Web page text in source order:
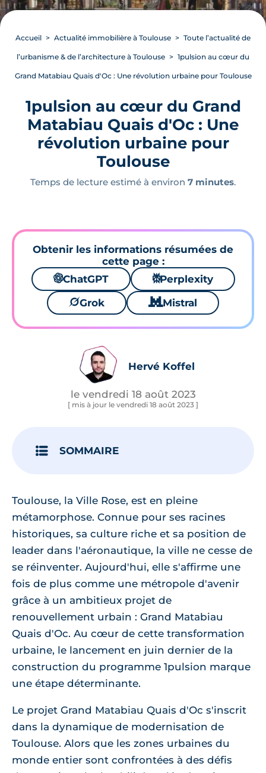
Accueil Actualité immobilière à Toulouse Toute l’actualité de
l’urbanisme & de l’architecture à Toulouse 1pulsion au cœur du
Grand Matabiau Quais d'Oc : Une révolution urbaine pour Toulouse
1pulsion au cœur du Grand
Matabiau Quais d'Oc : Une
révolution urbaine pour
Toulouse
Temps de lecture estimé à environ 7 minutes.
Obtenir les informations résumées de
cette page :
🌌ChatGPT ⚙Perplexity
🪐Grok 🐱 Mistral
Hervé Koffel
le vendredi 18 août 2023
[ mis à jour le vendredi 18 août 2023 ]
SOMMAIRE
Toulouse, la Ville Rose, est en pleine
métamorphose. Connue pour ses racines
historiques, sa culture riche et sa position de
leader dans l'aéronautique, la ville ne cesse de
se réinventer. Aujourd'hui, elle s'affirme une
fois de plus comme une métropole d'avenir
grâce à un ambitieux projet de
renouvellement urbain : Grand Matabiau
Quais d'Oc. Au cœur de cette transformation
urbaine, le lancement en juin dernier de la
construction du programme 1pulsion marque
une étape déterminante.
Le projet Grand Matabiau Quais d'Oc s'inscrit
dans la dynamique de modernisation de
Toulouse. Alors que les zones urbaines du
monde entier sont confrontées à des défis